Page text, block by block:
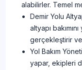
alabilirler. Temel
Demir Yolu
altyapı
gerçekleştirir
Yol Bakım
yapar, ekipleri